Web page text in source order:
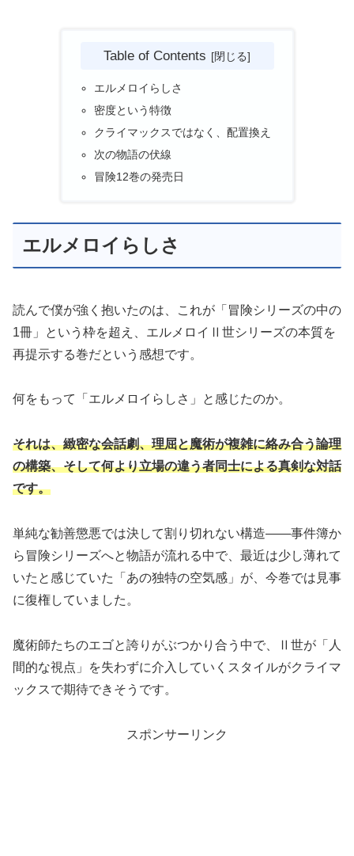
Table of Contents
エルメロイらしさ
密度という特徴
クライマックスではなく、配置換え
次の物語の伏線
冒険12巻の発売日
エルメロイらしさ
読んで僕が強く抱いたのは、これが「冒険シリーズの中の
1冊」という枠を超え、エルメロイⅡ世シリーズの本質を
再提示する巻だという感想です。
何をもって「エルメロイらしさ」と感じたのか。
それは、緻密な会話劇、理屈と魔術が複雑に絡み合う論理
の構築、そして何より立場の違う者同士による真剣な対話
です。
単純な勧善懲悪では決して割り切れない構造――事件簿か
ら冒険シリーズへと物語が流れる中で、最近は少し薄れて
いたと感じていた「あの独特の空気感」が、今巻では見事
に復権していました。
魔術師たちのエゴと誇りがぶつかり合う中で、Ⅱ世が「人
間的な視点」を失わずに介入していくスタイルがクライマ
ックスで期待できそうです。
スポンサーリンク